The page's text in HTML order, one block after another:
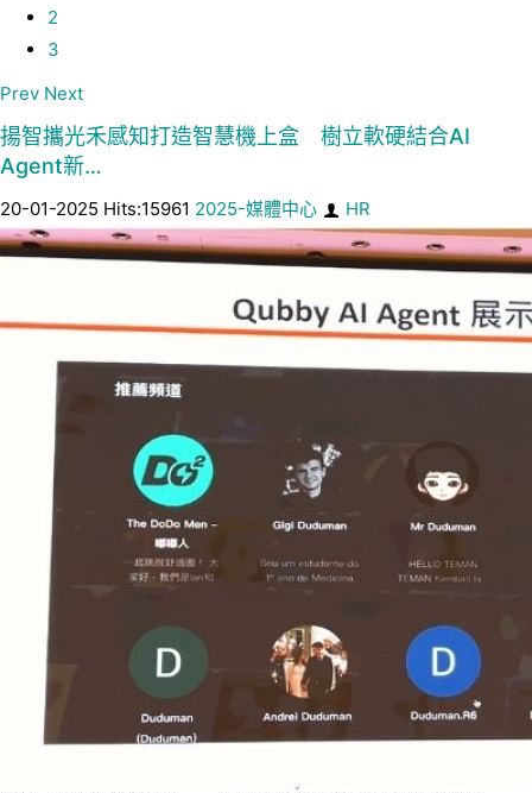
2
3
Prev Next
揚智攜光禾感知打造智慧機上盒 樹立軟硬結合AI
Agent新…
20-01-2025 Hits:15961 2025-媒體中心 HR